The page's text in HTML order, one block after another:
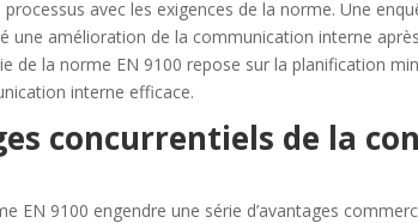
processus avec les exigences de la norme. Une
une amélioration de la communication interne
de la norme EN 9100 repose sur la planification
interne efficace.
concurrentiels de la
EN 9100 engendre une série d’avantages